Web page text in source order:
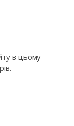
в цьому